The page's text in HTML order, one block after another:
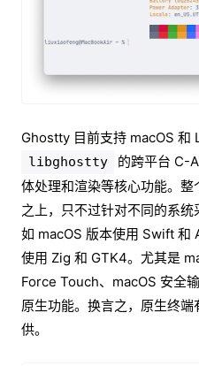
Ghostty 目前支持 macOS 和
libghostty
的跨平台 C-
体处理和渲染等核心功能。
之上，只不过针对不同的系
如 macOS 版本使用 Swift
使用 Zig 和 GTK4。尤其是
Force Touch、macOS 安全
原生功能。换言之，原生终
供。